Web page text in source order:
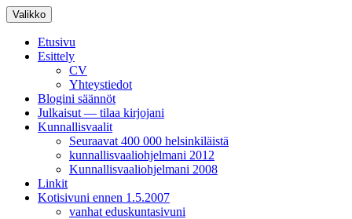
Siirry
sisältöön
Valikko
Etusivu
Esittely
CV
Yhteystiedot
Blogini säännöt
Julkaisut — tilaa kirjojani
Kunnallisvaalit
Seuraavat 400 000 helsinkiläistä
kunnallisvaaliohjelmani 2012
Kunnallisvaaliohjelmani 2008
Linkit
Kotisivuni ennen 1.5.2007
vanhat eduskuntasivuni